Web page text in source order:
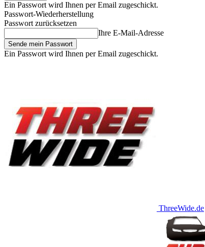
Ein Passwort wird Ihnen per Email zugeschickt.
Passwort-Wiederherstellung
Passwort zurücksetzen
Ihre E-Mail-Adresse
Ein Passwort wird Ihnen per Email zugeschickt.
ThreeWide.de